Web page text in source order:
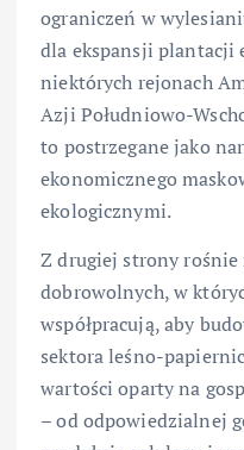
ograniczeń w
dla ekspansji plantacji
niektórych rejonach
Azji Południowo-
to postrzegane jako
ekonomicznego
ekologicznymi.
Z drugiej strony
dobrowolnych, w
współpracują, aby
sektora leśno-
wartości oparty na
– od odpowiedzialnej